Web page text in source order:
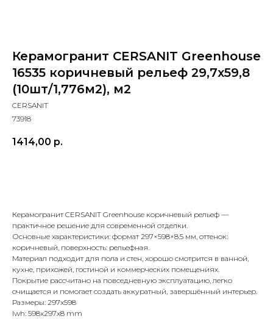
Керамогранит CERSANIT Greenhouse
16535 коричневый рельеф 29,7x59,8
(10шт/1,776м2), м2
CERSANIT
73918
1414,00 р.
Керамогранит CERSANIT Greenhouse коричневый рельеф —
практичное решение для современной отделки.
Основные характеристики: формат 297×598×8.5 мм, оттенок:
коричневый, поверхность: рельефная.
Материал подходит для пола и стен, хорошо смотрится в ванной,
кухне, прихожей, гостиной и коммерческих помещениях.
Покрытие рассчитано на повседневную эксплуатацию, легко
очищается и помогает создать аккуратный, завершённый интерьер.
Размеры: 297x598
lwh: 598x297x8 mm